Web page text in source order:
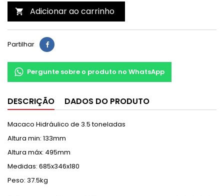
 Adicionar ao carrinho
Partilhar
Pergunte sobre o produto no WhatsApp
DESCRIÇÃO DADOS DO PRODUTO
Macaco Hidráulico de 3.5 toneladas
Altura min: 133mm
Altura máx: 495mm
Medidas: 685x346x180
Peso: 37.5kg